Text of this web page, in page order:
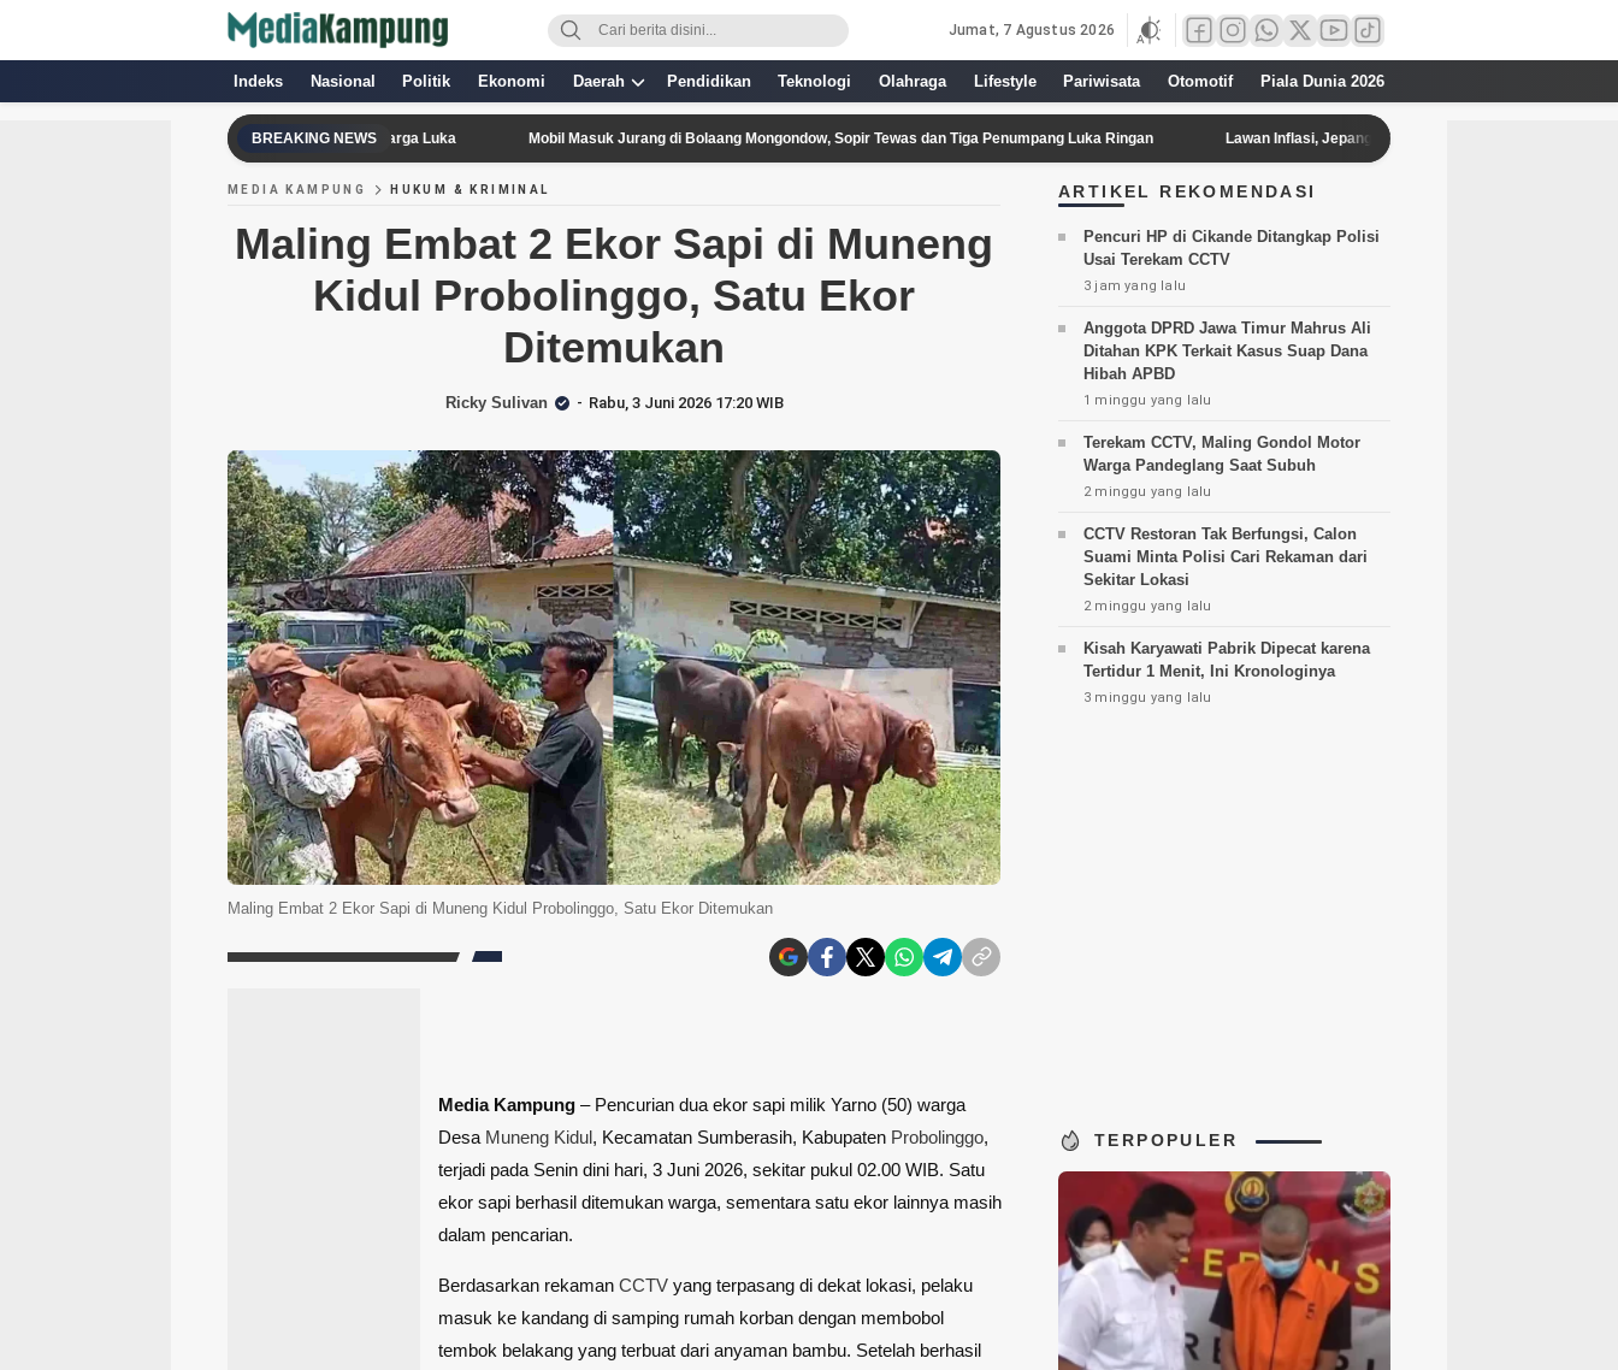
Jumat, 7 Agustus 2026
Indeks Nasional Politik Ekonomi Daerah Pendidikan Teknologi Olahraga Lifestyle Pariwisata Otomotif Piala Dunia 2026
BREAKING NEWS
Milisi Houthi Serang Arab Saudi, 11 Warga Luka Mobil Masuk Jurang di Bolaang Mongondow, Sopir Tewas dan Tiga Penumpang Luka Ringan Lawan Inflasi, Jepang Turunkan Pajak Makanan Jadi 1 Persen
MEDIA KAMPUNG HUKUM & KRIMINAL
Maling Embat 2 Ekor Sapi di Muneng
Kidul Probolinggo, Satu Ekor
Ditemukan
Ricky Sulivan Rabu, 3 Juni 2026 17:20 WIB
Maling Embat 2 Ekor Sapi di Muneng Kidul Probolinggo, Satu Ekor Ditemukan
Media Kampung – Pencurian dua ekor sapi milik Yarno (50) warga
Desa Muneng Kidul, Kecamatan Sumberasih, Kabupaten Probolinggo,
terjadi pada Senin dini hari, 3 Juni 2026, sekitar pukul 02.00 WIB. Satu
ekor sapi berhasil ditemukan warga, sementara satu ekor lainnya masih
dalam pencarian.
Berdasarkan rekaman CCTV yang terpasang di dekat lokasi, pelaku
masuk ke kandang di samping rumah korban dengan membobol
tembok belakang yang terbuat dari anyaman bambu. Setelah berhasil
ARTIKEL REKOMENDASI
Pencuri HP di Cikande Ditangkap Polisi
Usai Terekam CCTV
3 jam yang lalu
Anggota DPRD Jawa Timur Mahrus Ali
Ditahan KPK Terkait Kasus Suap Dana
Hibah APBD
1 minggu yang lalu
Terekam CCTV, Maling Gondol Motor
Warga Pandeglang Saat Subuh
2 minggu yang lalu
CCTV Restoran Tak Berfungsi, Calon
Suami Minta Polisi Cari Rekaman dari
Sekitar Lokasi
2 minggu yang lalu
Kisah Karyawati Pabrik Dipecat karena
Tertidur 1 Menit, Ini Kronologinya
3 minggu yang lalu
TERPOPULER